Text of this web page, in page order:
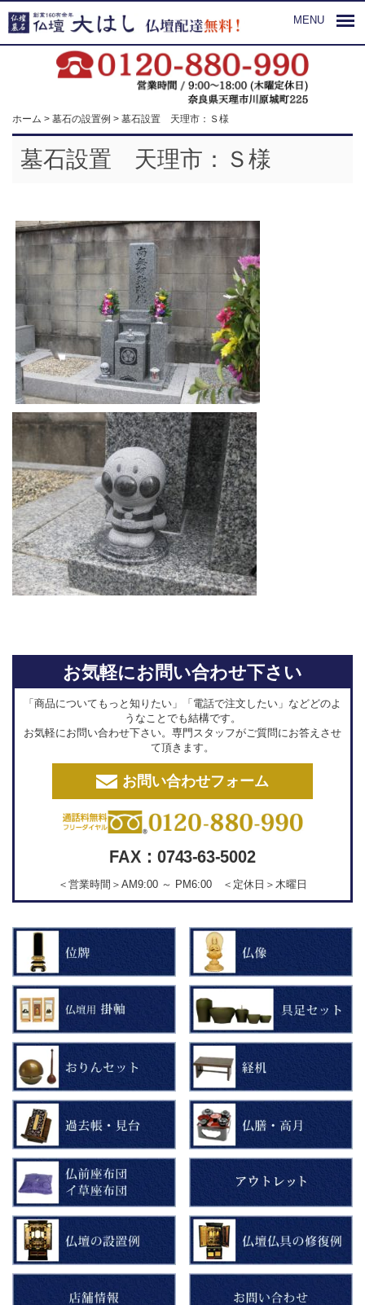
MENU
ホーム > 墓石の設置例 > 墓石設置 天理市：Ｓ様
墓石設置 天理市：Ｓ様
お気軽にお問い合わせ下さい
「商品についてもっと知りたい」「電話で注文したい」などどのよ
うなことでも結構です。
お気軽にお問い合わせ下さい。専門スタッフがご質問にお答えさせ
て頂きます。
お問い合わせフォーム
FAX：0743-63-5002
＜営業時間＞AM9:00 ～ PM6:00 ＜定休日＞木曜日